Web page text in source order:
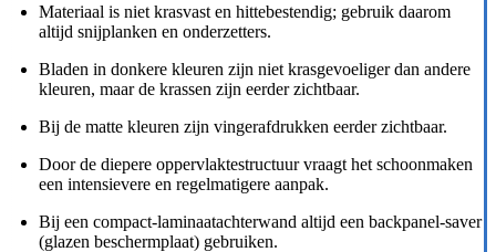
Materiaal is niet krasvast en hittebestendig; gebruik daarom
altijd snijplanken en onderzetters.
Bladen in donkere kleuren zijn niet krasgevoeliger dan andere
kleuren, maar de krassen zijn eerder zichtbaar.
Bij de matte kleuren zijn vingerafdrukken eerder zichtbaar.
Door de diepere oppervlaktestructuur vraagt het schoonmaken
een intensievere en regelmatigere aanpak.
Bij een compact-laminaatachterwand altijd een backpanel-saver
(glazen beschermplaat) gebruiken.